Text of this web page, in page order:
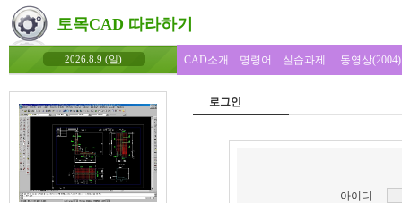
토목CAD 따라하기
2026.8.9 (일) CAD소개 명령어 실습과제 동영상(2004)
로그인
아이디